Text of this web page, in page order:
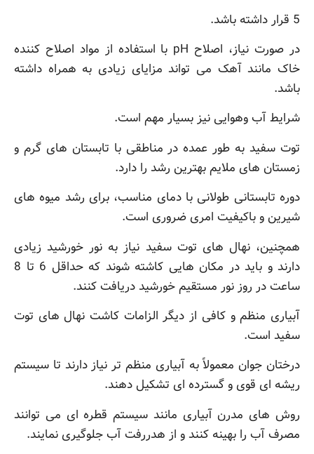
5 قرار داشته باشد.
در صورت نیاز، اصلاح pH با استفاده از مواد اصلاح کننده
خاک مانند آهک می تواند مزایای زیادی به همراه داشته
باشد.
شرایط آب وهوایی نیز بسیار مهم است.
توت سفید به طور عمده در مناطقی با تابستان های گرم و
زمستان های ملایم بهترین رشد را دارد.
دوره تابستانی طولانی با دمای مناسب، برای رشد میوه های
شیرین و باکیفیت امری ضروری است.
همچنین، نهال های توت سفید نیاز به نور خورشید زیادی
دارند و باید در مکان هایی کاشته شوند که حداقل 6 تا 8
ساعت در روز نور مستقیم خورشید دریافت کنند.
آبیاری منظم و کافی از دیگر الزامات کاشت نهال های توت
سفید است.
درختان جوان معمولاً به آبیاری منظم تر نیاز دارند تا سیستم
ریشه ای قوی و گسترده ای تشکیل دهند.
روش های مدرن آبیاری مانند سیستم قطره ای می توانند
مصرف آب را بهینه کنند و از هدررفت آب جلوگیری نمایند.